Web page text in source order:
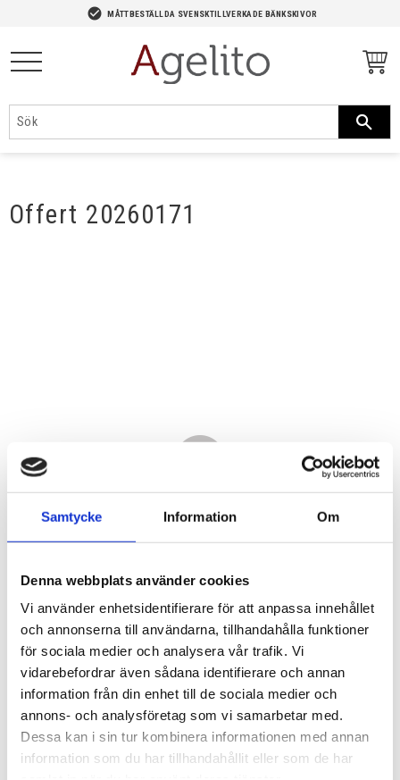
Samtycke Information Om
Denna webbplats använder cookies
Vi använder enhetsidentifierare för att anpassa innehållet
och annonserna till användarna, tillhandahålla funktioner
för sociala medier och analysera vår trafik. Vi
vidarebefordrar även sådana identifierare och annan
information från din enhet till de sociala medier och
annons- och analysföretag som vi samarbetar med.
Dessa kan i sin tur kombinera informationen med annan
information som du har tillhandahållit eller som de har
check_circle MÅTTBESTÄLLDA SVENSKTILLVERKADE BÄNKSKIVOR
Offert 20260171
17 860,00KR
Antal